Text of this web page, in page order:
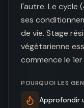
l'autre. Le cycle
ses
de vie. Stage
végétarienne
commence le
POURQUOI LES
Approfondir